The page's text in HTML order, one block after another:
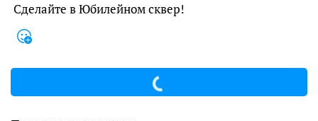
Сделайте в Юбилейном сквер!